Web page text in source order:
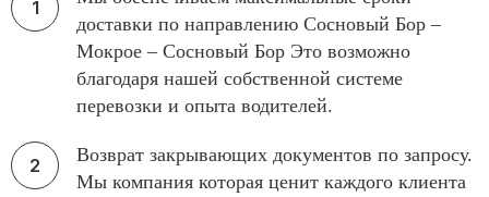
доставки по направлению Сосновый Бор –
Мокрое – Сосновый Бор Это возможно
благодаря нашей собственной системе
перевозки и опыта водителей.
Возврат закрывающих документов по запросу.
Мы компания которая ценит каждого клиента